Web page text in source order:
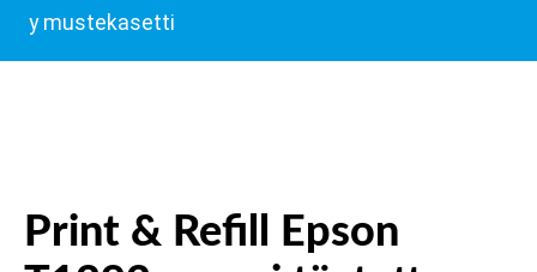
y mustekasetti
Print & Refill Epson